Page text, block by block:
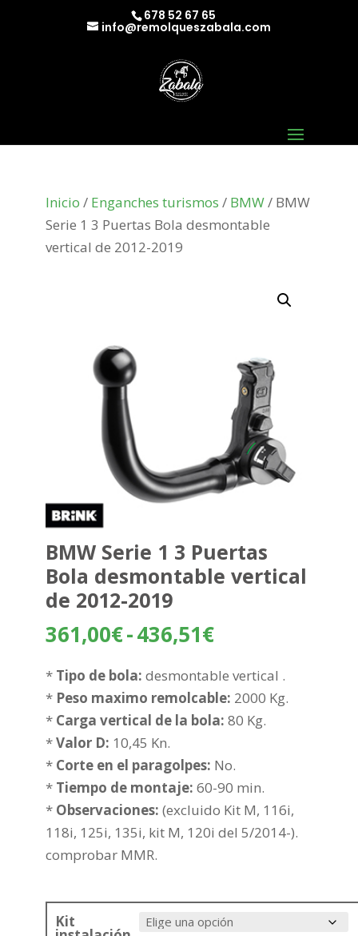
678 52 67 65
info@remolqueszabala.com
Inicio / Enganches turismos / BMW/ BMW
Serie 1 3 Puertas Bola desmontable
vertical de 2012-2019
BMW Serie 1 3 Puertas
Bola desmontable vertical
de 2012-2019
361,00€-436,51€Rango
precios:
desde
361,00€
436,51€
* Tipo de bola: desmontable vertical .
* Peso maximo remolcable: 2000 Kg.
* Carga vertical de la bola: 80 Kg.
*Valor D: 10,45 Kn.
* Corte en el paragolpes: No.
* Tiempo de montaje: 60-90 min.
* Observaciones: (excluido Kit M, 116i,
118i, 125i, 135i, kit M, 120i del 5/2014-).
comprobar MMR.
Kit